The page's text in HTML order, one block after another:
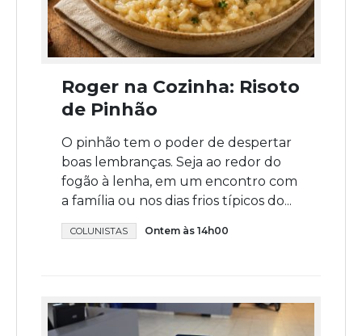
Roger na Cozinha: Risoto
de Pinhão
O pinhão tem o poder de despertar
boas lembranças. Seja ao redor do
fogão à lenha, em um encontro com
a família ou nos dias frios típicos do...
COLUNISTAS Ontem às 14h00